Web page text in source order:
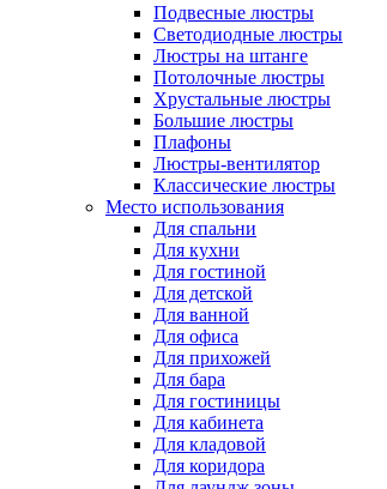
Подвесные люстры
Светодиодные люстры
Люстры на штанге
Потолочные люстры
Хрустальные люстры
Большие люстры
Плафоны
Люстры-вентилятор
Классические люстры
Место использования
Для спальни
Для кухни
Для гостиной
Для детской
Для ванной
Для офиса
Для прихожей
Для бара
Для гостиницы
Для кабинета
Для кладовой
Для коридора